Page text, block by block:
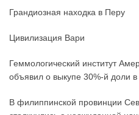
Грандиозная находка в Перу
Цивилизация Вари
Геммологический институт
объявил о выкупе 30%-й доли
В филиппинской провинции